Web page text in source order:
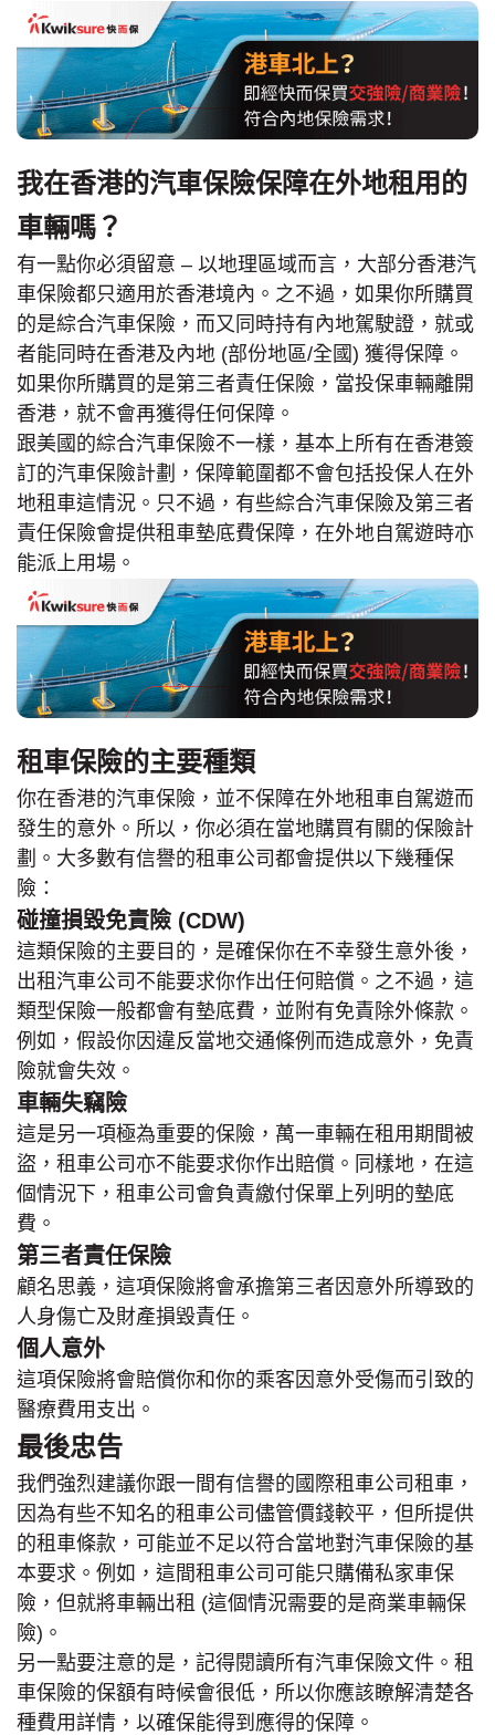
我在香港的汽車保險保障在外地租用的
車輛嗎？
有一點你必須留意 – 以地理區域而言，大部分香港汽
車保險都只適用於香港境內。之不過，如果你所購買
的是綜合汽車保險，而又同時持有內地駕駛證，就或
者能同時在香港及內地 (部份地區/全國) 獲得保障。
如果你所購買的是第三者責任保險，當投保車輛離開
香港，就不會再獲得任何保障。
跟美國的綜合汽車保險不一樣，基本上所有在香港簽
訂的汽車保險計劃，保障範圍都不會包括投保人在外
地租車這情況。只不過，有些綜合汽車保險及第三者
責任保險會提供租車墊底費保障，在外地自駕遊時亦
能派上用場。
租車保險的主要種類
你在香港的汽車保險，並不保障在外地租車自駕遊而
發生的意外。所以，你必須在當地購買有關的保險計
劃。大多數有信譽的租車公司都會提供以下幾種保
險：
碰撞損毀免責險 (CDW)
這類保險的主要目的，是確保你在不幸發生意外後，
出租汽車公司不能要求你作出任何賠償。之不過，這
類型保險一般都會有墊底費，並附有免責除外條款。
例如，假設你因違反當地交通條例而造成意外，免責
險就會失效。
車輛失竊險
這是另一項極為重要的保險，萬一車輛在租用期間被
盜，租車公司亦不能要求你作出賠償。同樣地，在這
個情況下，租車公司會負責繳付保單上列明的墊底
費。
第三者責任保險
顧名思義，這項保險將會承擔第三者因意外所導致的
人身傷亡及財產損毀責任。
個人意外
這項保險將會賠償你和你的乘客因意外受傷而引致的
醫療費用支出。
最後忠告
我們強烈建議你跟一間有信譽的國際租車公司租車，
因為有些不知名的租車公司儘管價錢較平，但所提供
的租車條款，可能並不足以符合當地對汽車保險的基
本要求。例如，這間租車公司可能只購備私家車保
險，但就將車輛出租 (這個情況需要的是商業車輛保
險)。
另一點要注意的是，記得閱讀所有汽車保險文件。租
車保險的保額有時候會很低，所以你應該瞭解清楚各
種費用詳情，以確保能得到應得的保障。